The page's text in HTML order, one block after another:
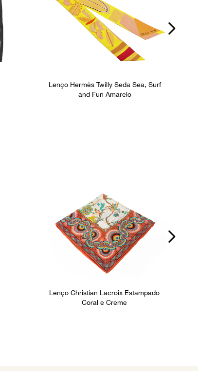
Lenço Hermès Twilly Seda Sea, Surf
and Fun Amarelo
Lenço Christian Lacroix Estampado
Coral e Creme